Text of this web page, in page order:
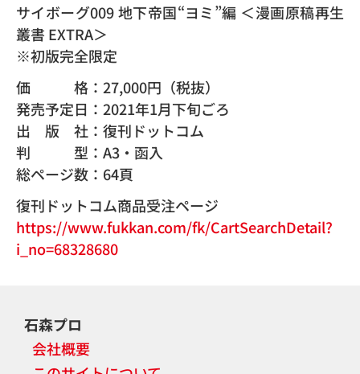
サイボーグ009 地下帝国“ヨミ”編 ＜漫画原稿再生
叢書 EXTRA＞
※初版完全限定
価 格：27,000円（税抜）
発売予定日：2021年1月下旬ごろ
出 版 社：復刊ドットコム
判 型：A3・函入
総ページ数：64頁
復刊ドットコム商品受注ページ
https://www.fukkan.com/fk/CartSearchDetail?
i_no=68328680
石森プロ
会社概要